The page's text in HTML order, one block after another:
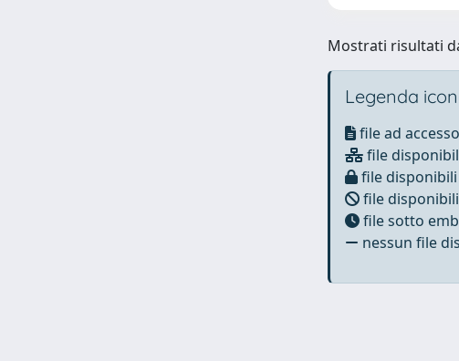
Mostrati risultati
Legenda
file ad
file
file
file
file sotto
nessun file